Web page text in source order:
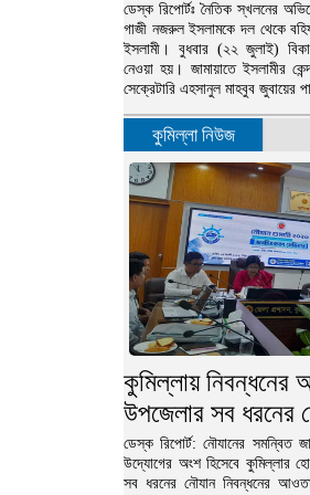
ডেস্ক রিপোর্টঃ নৈতিক স্খলনের
গাজী নজরুল ইসলামকে দল থেকে
ইসলামী। বুধবার (২২ জুলাই)
নেওয়া হয়। জামায়াতে ইসলামীর
সেক্রেটারি এহসানুল মাহবুব জুবায়ের
কুমিল্লা নিউজ
কুমিল্লায়
উপজেলার সব ধরনের
ডেস্ক রিপোর্ট: নৌযানের সমন্বিত
উদ্যোগের অংশ হিসেবে কুমিল্লার
সব ধরনের নৌযান নিবন্ধনের